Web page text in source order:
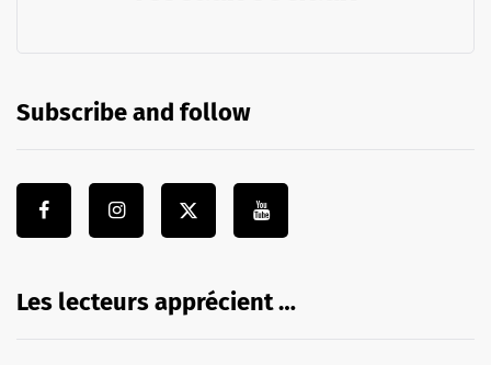
Subscribe and follow
Les lecteurs apprécient …